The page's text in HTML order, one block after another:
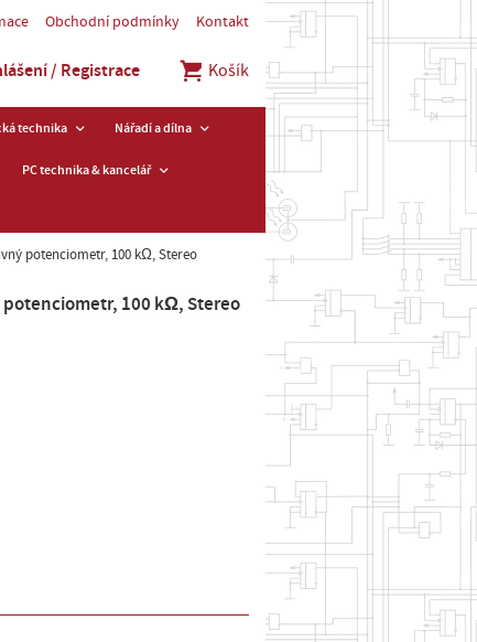
Obchodní podmínky Kontakt
/ Registrace Košík
technika Nářadí a dílna
PC technika & kancelář
potenciometr, 100 kΩ, Stereo
potenciometr, 100 kΩ, Stereo